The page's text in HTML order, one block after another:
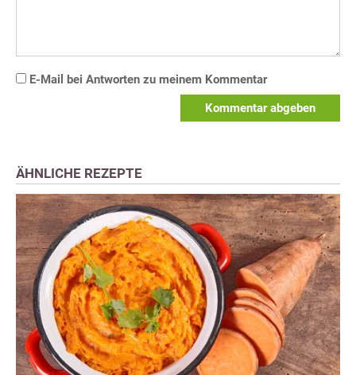
E-Mail bei Antworten zu meinem Kommentar
Kommentar abgeben
ÄHNLICHE REZEPTE